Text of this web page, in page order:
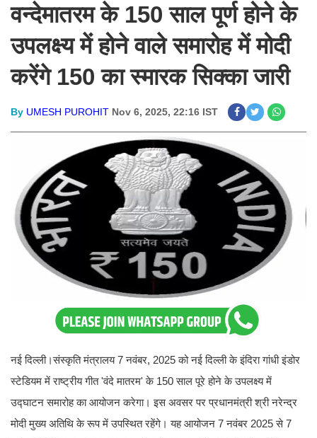
वन्देमातरम के 150 साल पूर्ण होने के
उपलक्ष्य में होने वाले समारोह में मोदी
करेंगे 150 का स्मारक सिक्का जारी
By UMESH PUROHIT Nov 6, 2025, 22:16 IST
नई दिल्ली।संस्कृति मंत्रालय 7 नवंबर, 2025 को नई दिल्ली के इंदिरा गांधी इंडोर
स्टेडियम में राष्ट्रीय गीत 'वंदे मातरम' के 150 साल पूरे होने के उपलक्ष्य में
उद्घाटन समारोह का आयोजन करेगा। इस अवसर पर प्रधानमंत्री श्री नरेन्द्र
मोदी मुख्य अतिथि के रूप में उपस्थित रहेंगे। यह आयोजन 7 नवंबर 2025 से 7